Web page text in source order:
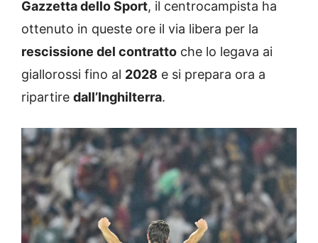
Gazzetta dello Sport, il centrocampista ha
ottenuto in queste ore il via libera per la
rescissione del contratto che lo legava ai
giallorossi fino al 2028 e si prepara ora a
ripartire dall’Inghilterra.